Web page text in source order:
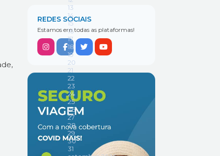
REDES SOCIAIS
Estamos em todas as plataformas!